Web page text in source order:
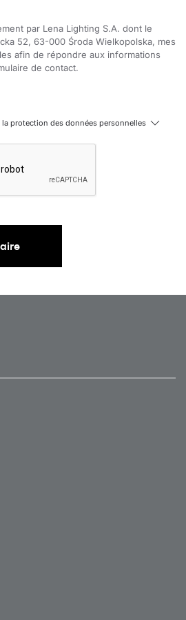
par Lena Lighting S.A. dont le
52, 63-000 Środa Wielkopolska, mes
afin de répondre aux informations
de contact.
protection des données personnelles